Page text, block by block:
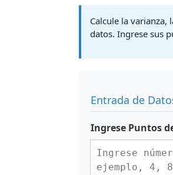
Calcule la
datos. Ingrese sus
Entrada de
Ingrese Puntos